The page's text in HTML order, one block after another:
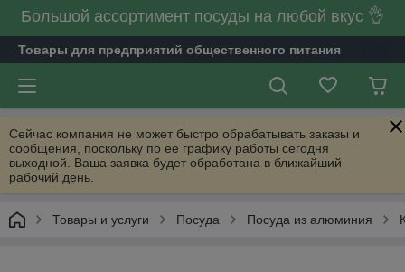
Большой ассортимент посуды на любой вкус 👌
Товары для предприятий общественного питания
Сейчас компания не может быстро обрабатывать заказы и
сообщения, поскольку по ее графику работы сегодня
выходной. Ваша заявка будет обработана в ближайший
рабочий день.
Товары и услуги Посуда Посуда из алюминия